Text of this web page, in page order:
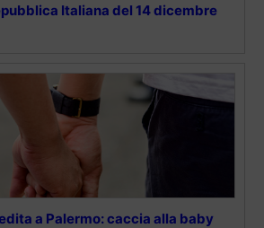
Italiana del 14 dicembre
a Palermo: caccia alla baby